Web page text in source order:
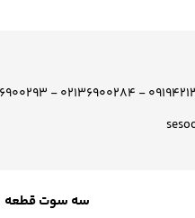
سه سوت قطعه